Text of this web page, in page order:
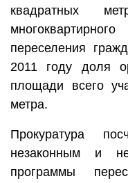
квадратных
переселения
2011 году доля
площади всего
метра.
Прокуратура
незаконным и
программы